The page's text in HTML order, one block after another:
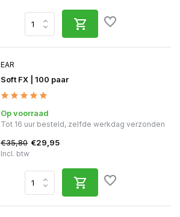
EAR
Soft FX | 100 paar
Op voorraad
Tot 16 uur besteld, zelfde werkdag verzonden
€35,80 €29,95
Incl. btw